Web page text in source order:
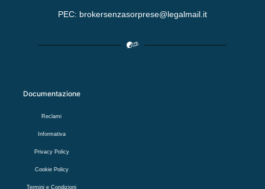
PEC: brokersenzasorprese@legalmail.it
Documentazione
Reclami
Informativa
Privacy Policy
Cookie Policy
Termini e Condizioni